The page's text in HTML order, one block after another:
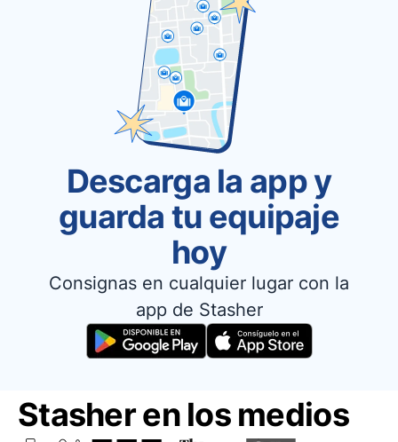
Descarga la app y
guarda tu equipaje
hoy
Consignas en cualquier lugar con la
app de Stasher
Stasher en los medios